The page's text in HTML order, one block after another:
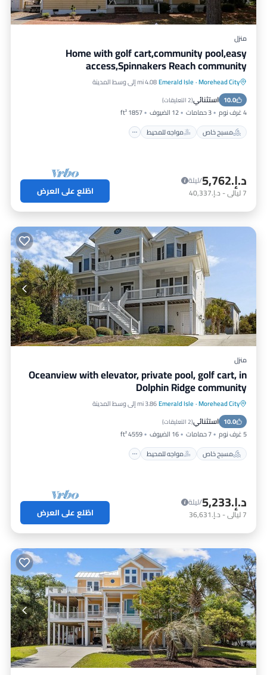
منزل
Home with golf cart,community pool,easy
access,Spinnakers Reach community
Morehead City
·
Emerald Isle4.08 mi إلى وسط المدينة
10.0 استثنائي(2 التعليقات )
4 غرف نوم 3 حمامات 12 الضيوف
1857 ft²
مسبح خاص
مواجه للمحيط
مسبح خاص مواجه للمحيط
موقف سيارات
مسبح
د.إ.‏5,762
/ليلة
7ليالي- د.إ.‏40,337 اطّلع على العرض
منزل
Oceanview with elevator, private pool, golf cart, in
Dolphin Ridge community
Morehead City
·
Emerald Isle3.86 mi إلى وسط المدينة
10.0 استثنائي(2 التعليقات )
5 غرف نوم 7 حمامات 16 الضيوف
4559 ft²
مسبح خاص
مواجه للمحيط
مسبح خاص مواجه للمحيط
موقف سيارات
مسبح
د.إ.‏5,233
/ليلة
7ليالي- د.إ.‏36,631 اطّلع على العرض